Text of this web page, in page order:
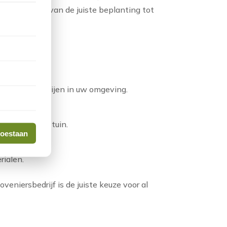
het kiezen van de juiste beplanting tot
beste gedijen in uw omgeving.
voor uw tuin.
is de juiste keuze voor al